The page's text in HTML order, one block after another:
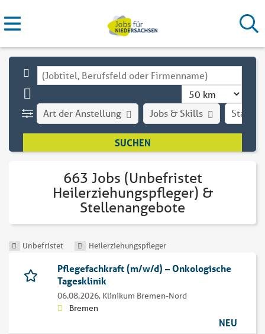
Stadt
Art der Anstellung Jobs & Skills
663 Jobs (Unbefristet
Heilerziehungspfleger) &
Stellenangebote
Unbefristet Heilerziehungspfleger
Pflegefachkraft (m/w/d) – Onkologische
Tagesklinik
06.08.2026, Klinikum Bremen-Nord
Bremen
NEU